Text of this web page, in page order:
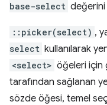
base-select değerini
::picker(select) ,
select kullanılarak
<select> öğeleri için
tarafından sağlanan
sözde öğesi, temel